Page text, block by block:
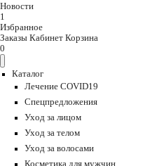
Новости
1
Избранное
Заказы Кабинет Корзина
0
Каталог
Лечение COVID19
Спецпредложения
Уход за лицом
Уход за телом
Уход за волосами
Косметика для мужчин